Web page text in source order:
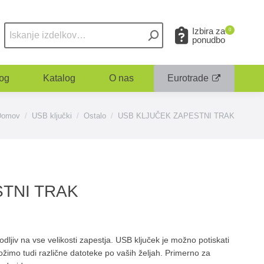
Izbira za
ponudbo
0
Katalog O nas Eurotrade
are here:USB ključki Ostalo USB KLJUČEK ZAPESTNI TRAK
TRAK
na vse velikosti zapestja. USB ključek je možno potiskati
tudi različne datoteke po vaših željah. Primerno za